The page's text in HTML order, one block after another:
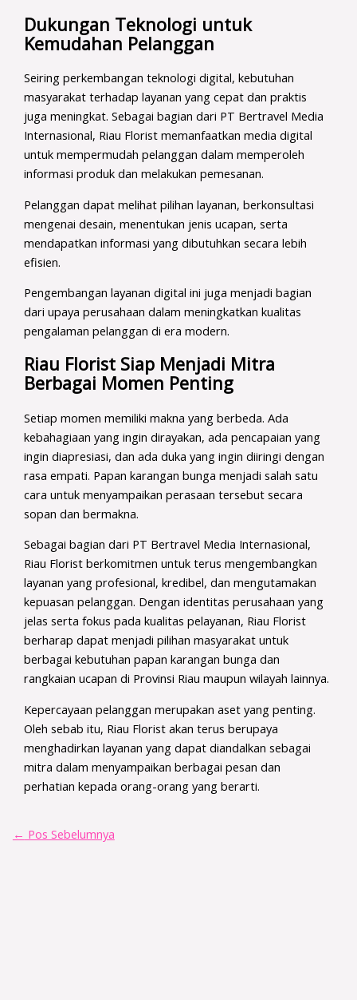
Dukungan Teknologi untuk
Kemudahan Pelanggan
Seiring perkembangan teknologi digital, kebutuhan
masyarakat terhadap layanan yang cepat dan praktis
juga meningkat. Sebagai bagian dari PT Bertravel Media
Internasional, Riau Florist memanfaatkan media digital
untuk mempermudah pelanggan dalam memperoleh
informasi produk dan melakukan pemesanan.
Pelanggan dapat melihat pilihan layanan, berkonsultasi
mengenai desain, menentukan jenis ucapan, serta
mendapatkan informasi yang dibutuhkan secara lebih
efisien.
Pengembangan layanan digital ini juga menjadi bagian
dari upaya perusahaan dalam meningkatkan kualitas
pengalaman pelanggan di era modern.
Riau Florist Siap Menjadi Mitra
Berbagai Momen Penting
Setiap momen memiliki makna yang berbeda. Ada
kebahagiaan yang ingin dirayakan, ada pencapaian yang
ingin diapresiasi, dan ada duka yang ingin diiringi dengan
rasa empati. Papan karangan bunga menjadi salah satu
cara untuk menyampaikan perasaan tersebut secara
sopan dan bermakna.
Sebagai bagian dari PT Bertravel Media Internasional,
Riau Florist berkomitmen untuk terus mengembangkan
layanan yang profesional, kredibel, dan mengutamakan
kepuasan pelanggan. Dengan identitas perusahaan yang
jelas serta fokus pada kualitas pelayanan, Riau Florist
berharap dapat menjadi pilihan masyarakat untuk
berbagai kebutuhan papan karangan bunga dan
rangkaian ucapan di Provinsi Riau maupun wilayah lainnya.
Kepercayaan pelanggan merupakan aset yang penting.
Oleh sebab itu, Riau Florist akan terus berupaya
menghadirkan layanan yang dapat diandalkan sebagai
mitra dalam menyampaikan berbagai pesan dan
perhatian kepada orang-orang yang berarti.
← Pos Sebelumnya